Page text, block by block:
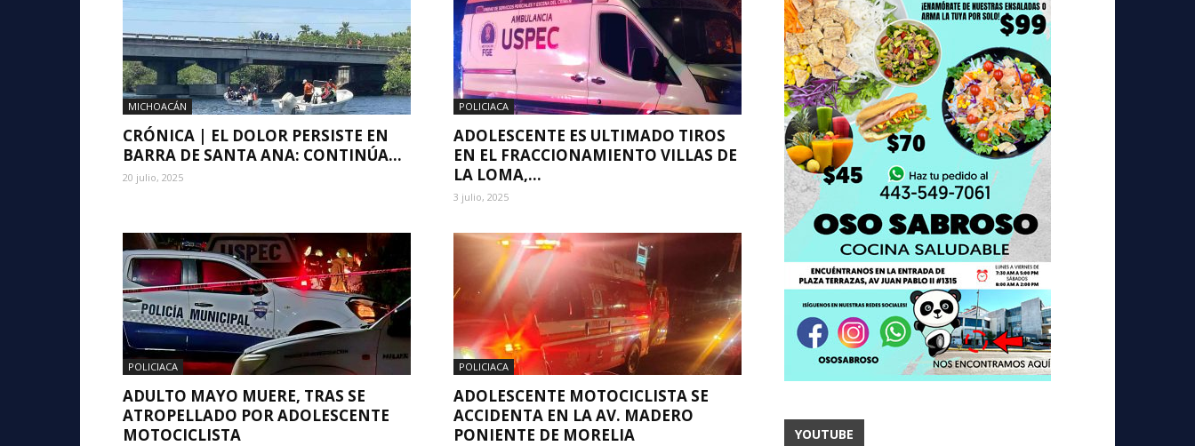
MICHOACÁN
CRÓNICA | EL DOLOR PERSISTE EN
BARRA DE SANTA ANA: CONTINÚA...
20 julio, 2025
POLICIACA
ADOLESCENTE ES ULTIMADO TIROS
EN EL FRACCIONAMIENTO VILLAS DE
LA LOMA,...
3 julio, 2025
POLICIACA
ADULTO MAYO MUERE, TRAS SE
ATROPELLADO POR ADOLESCENTE
MOTOCICLISTA
POLICIACA
ADOLESCENTE MOTOCICLISTA SE
ACCIDENTA EN LA AV. MADERO
PONIENTE DE MORELIA
YOUTUBE